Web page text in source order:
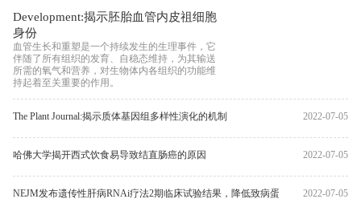
Development:揭示胚胎血管内皮祖细胞
身份
血管生长和重塑是一个持续发生的生理事件，它
伴随了所有组织的发育、自稳态维持，为其输送
所需的氧气和营养，对生物体内各组织的功能维
持起着至关重要的作用。
The Plant Journal:揭示质体基因组多样性演化的机制 2022-07-05
哈佛大学揭开西式饮食易导致结直肠癌的原因 2022-07-05
NEJM发布遗传性肝病RNAi疗法2期临床试验结果，降低致病蛋 2022-07-05